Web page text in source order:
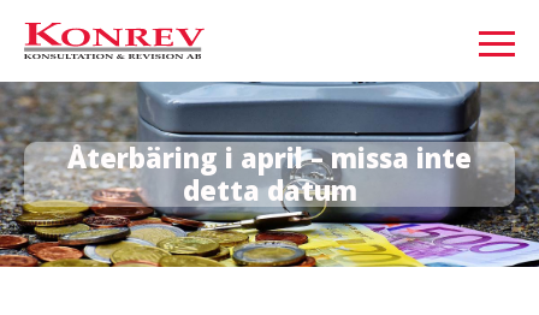
Återbäring i april – missa inte
detta datum